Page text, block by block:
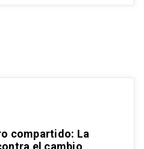
compartido: La
el cambio